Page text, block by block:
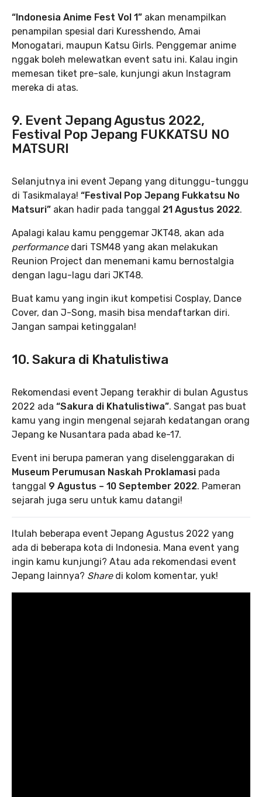
“Indonesia Anime Fest Vol 1” akan menampilkan
penampilan spesial dari Kuresshendo, Amai
Monogatari, maupun Katsu Girls. Penggemar anime
nggak boleh melewatkan event satu ini. Kalau ingin
memesan tiket pre-sale, kunjungi akun Instagram
mereka di atas.
9. Event Jepang Agustus 2022,
Festival Pop Jepang FUKKATSU NO
MATSURI
Selanjutnya ini event Jepang yang ditunggu-tunggu
di Tasikmalaya! “Festival Pop Jepang Fukkatsu No
Matsuri” akan hadir pada tanggal 21 Agustus 2022.
Apalagi kalau kamu penggemar JKT48, akan ada
performance dari TSM48 yang akan melakukan
Reunion Project dan menemani kamu bernostalgia
dengan lagu-lagu dari JKT48.
Buat kamu yang ingin ikut kompetisi Cosplay, Dance
Cover, dan J-Song, masih bisa mendaftarkan diri.
Jangan sampai ketinggalan!
10. Sakura di Khatulistiwa
Rekomendasi event Jepang terakhir di bulan Agustus
2022 ada “Sakura di Khatulistiwa”. Sangat pas buat
kamu yang ingin mengenal sejarah kedatangan orang
Jepang ke Nusantara pada abad ke-17.
Event ini berupa pameran yang diselenggarakan di
Museum Perumusan Naskah Proklamasi pada
tanggal 9 Agustus – 10 September 2022. Pameran
sejarah juga seru untuk kamu datangi!
Itulah beberapa event Jepang Agustus 2022 yang
ada di beberapa kota di Indonesia. Mana event yang
ingin kamu kunjungi? Atau ada rekomendasi event
Jepang lainnya? Share di kolom komentar, yuk!